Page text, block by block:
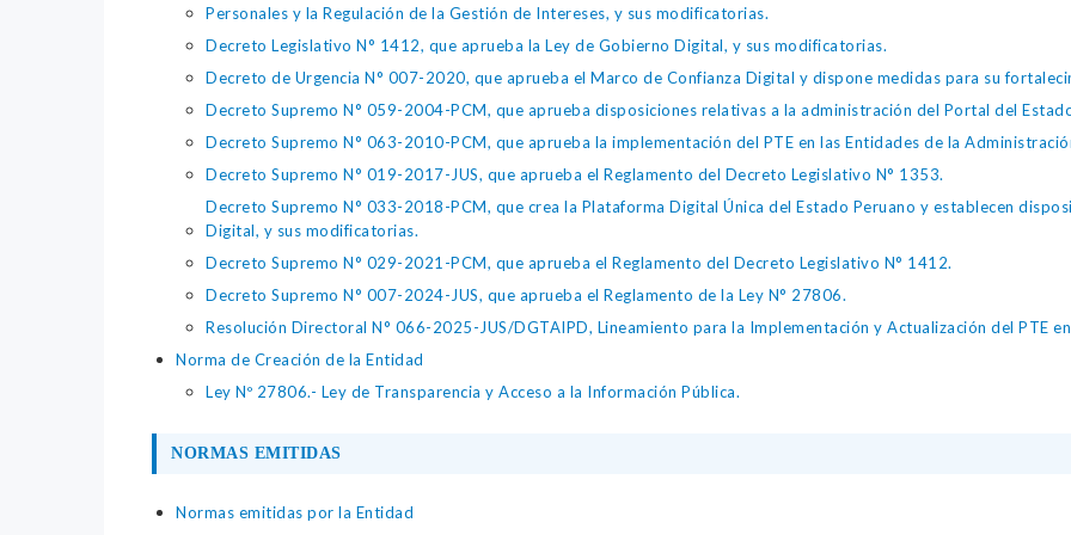
Personales y la Regulación de la Gestión de Intereses, y sus modificatorias.
Decreto Legislativo N° 1412, que aprueba la Ley de Gobierno Digital, y sus modificatorias.
Decreto de Urgencia N° 007-2020, que aprueba el Marco de Confianza Digital y dispone medidas para su
Decreto Supremo N° 059-2004-PCM, que aprueba disposiciones relativas a la administración del Portal del
Decreto Supremo N° 063-2010-PCM, que aprueba la implementación del PTE en las Entidades de la
Decreto Supremo N° 019-2017-JUS, que aprueba el Reglamento del Decreto Legislativo N° 1353.
Decreto Supremo N° 033-2018-PCM, que crea la Plataforma Digital Única del Estado Peruano y establecen
Digital, y sus modificatorias.
Decreto Supremo N° 029-2021-PCM, que aprueba el Reglamento del Decreto Legislativo N° 1412.
Decreto Supremo N° 007-2024-JUS, que aprueba el Reglamento de la Ley N° 27806.
Resolución Directoral N° 066-2025-JUS/DGTAIPD, Lineamiento para la Implementación y Actualización del PTE
Norma de Creación de la Entidad
Ley Nº 27806.- Ley de Transparencia y Acceso a la Información Pública.
NORMAS EMITIDAS
Normas emitidas por la Entidad